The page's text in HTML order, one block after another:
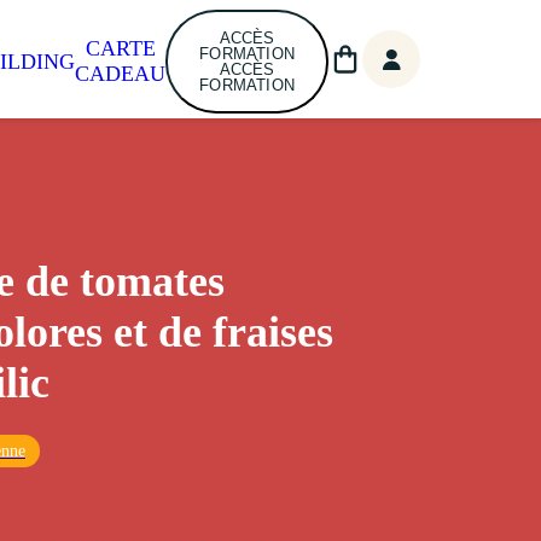
CARTE
CADEAU
ACCÈS
FORMATION
ACCÈS
FORMATION
de tomates
et de fraises